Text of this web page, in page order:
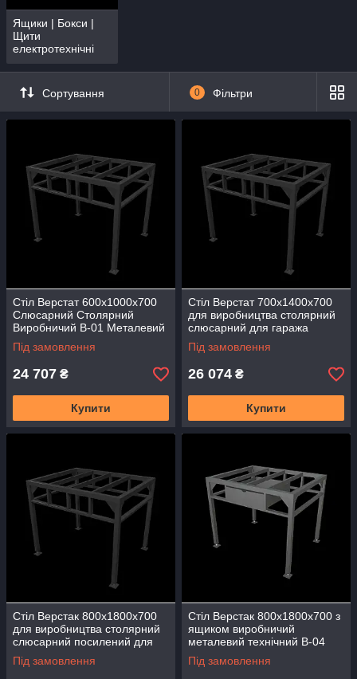
Ящики | Бокси |
Щити
електротехнічні
Сортування 0 Фільтри
Стіл Верстат 600х1000х700
Слюсарний Столярний
Виробничий В-01 Металевий
склад гараж Верстак
регульований
Під замовлення
24 707 ₴
Купити
Стіл Верстат 700х1400х700
для виробництва столярний
слюсарний для гаража
складів СТО регульований
В-02 сталевий
Під замовлення
26 074 ₴
Купити
Стіл Верстак 800х1800х700
для виробництва столярний
слюсарний посилений для
гаража складів регульований
В-03
Під замовлення
Стіл Верстак 800х1800х700 з
ящиком виробничий
металевий технічний В-04
слюсарний столярний
Під замовлення